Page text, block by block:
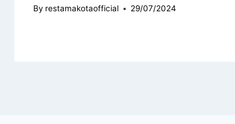
By restamakotaofficial 29/07/2024